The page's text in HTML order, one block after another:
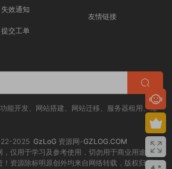
失效通知
提交工单
友情链接
能开发、网站搭建、网站迁移、服务器租用、维
2025 GzLoG 资源网-GZLOG.COM
仅用于学习及参考使用，切勿用于商业用途，如
！资源除标明原创外均来自网络转载，版权归原作